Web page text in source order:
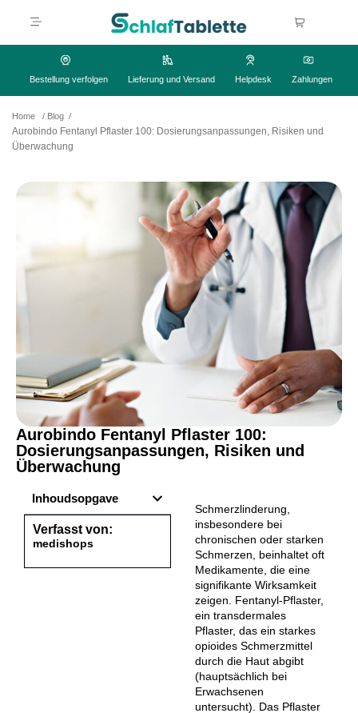
Bestellung verfolgen Lieferung und Versand Helpdesk Zahlungen
Home / Blog /
Aurobindo Fentanyl Pflaster 100: Dosierungsanpassungen, Risiken und
Überwachung
Aurobindo Fentanyl Pflaster 100:
Dosierungsanpassungen, Risiken und
Überwachung
Inhoudsopgave
Verfasst von:
medishops
Schmerzlinderung,
insbesondere bei
chronischen oder starken
Schmerzen, beinhaltet oft
Medikamente, die eine
signifikante Wirksamkeit
zeigen. Fentanyl-Pflaster,
ein transdermales
Pflaster, das ein starkes
opioides Schmerzmittel
durch die Haut abgibt
(hauptsächlich bei
Erwachsenen
untersucht). Das Pflaster